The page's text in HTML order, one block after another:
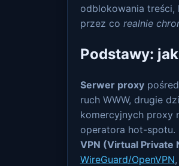
odblokowania treści,
przez co realnie
Podstawy:
Serwer proxy
ruch WWW, drugie
komercyjnych proxy
operatora hot-spotu.
VPN (Virtual Private
WireGuard/OpenVPN